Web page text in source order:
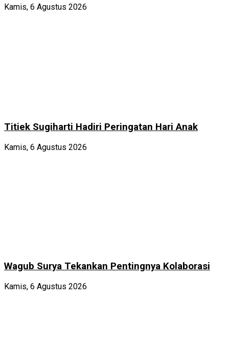
Kamis, 6 Agustus 2026
Titiek Sugiharti Hadiri Peringatan Hari Anak
Kamis, 6 Agustus 2026
Wagub Surya Tekankan Pentingnya Kolaborasi
Kamis, 6 Agustus 2026